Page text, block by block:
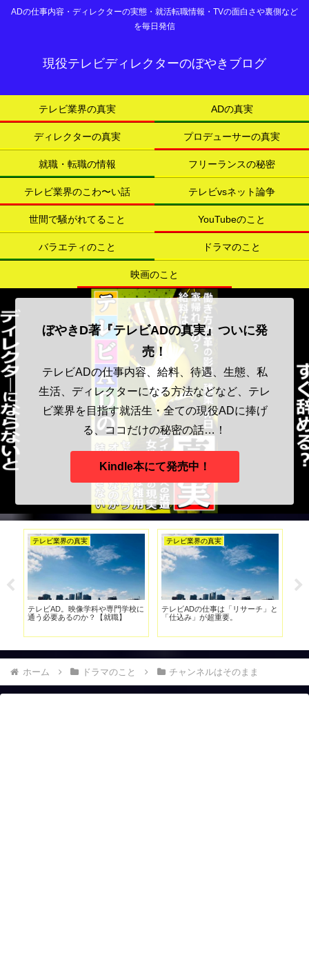
ADの仕事内容・ディレクターの実態・就活転職情報・TVの面白さや裏側など
を毎日発信
現役テレビディレクターのぼやきブログ
テレビ業界の真実 ADの真実
ディレクターの真実 プロデューサーの真実
就職・転職の情報 フリーランスの秘密
テレビ業界のこわ〜い話 テレビvsネット論争
世間で騒がれてること YouTubeのこと
バラエティのこと ドラマのこと
映画のこと
ぼやきD著『テレビADの真実』ついに発
売！
テレビADの仕事内容、給料、待遇、生態、私
生活、ディレクターになる方法などなど、テレ
ビ業界を目指す就活生・全ての現役ADに捧げ
る、ココだけの秘密の話…！
Kindle本にて発売中！
フリーランスの秘密
フリーランスのディレクターにな
るか迷っている方へ【僕がフリー
テレビvsネット論争
NHKも参入！無料見逃し配信
TVer！YouTubeに対抗する方法
ホーム ドラマのこと チャンネルはそのまま